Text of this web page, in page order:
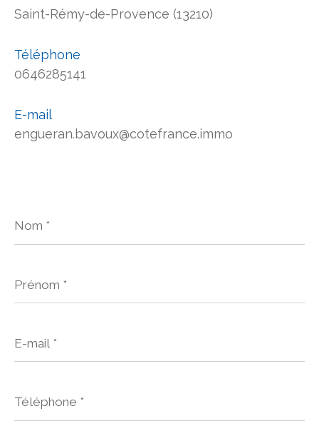
Saint-Rémy-de-Provence (13210)
Téléphone
0646285141
E-mail
engueran.bavoux@cotefrance.immo
*
*
mail
*